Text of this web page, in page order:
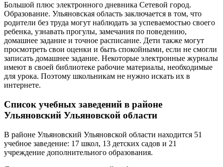
Большой плюс электронного дневника Сетевой город.
Образование. Ульяновская область заключается в том, что
родители без труда могут наблюдать за успеваемостью своего
ребенка, узнавать прогулы, замечания по поведению,
домашнее задание и точное расписание. Дети также могут
просмотреть свои оценки и быть спокойными, если не смогли
записать домашнее задание. Некоторые электронные журналы
имеют в своей библиотеке рабочие материалы, необходимые
для урока. Поэтому школьникам не нужно искать их в
интернете.
Список учебных заведений в районе
Ульяновский Ульяновской области
В районе Ульяновский Ульяновской области находится 51
учебное заведение: 17 школ, 13 детских садов и 21
учреждение дополнительного образования.